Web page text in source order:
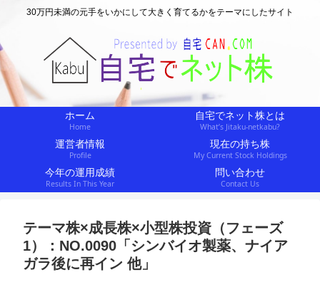
30万円未満の元手をいかにして大きく育てるかをテーマにしたサイト
ホーム
Home
自宅でネット株とは
What’s Jitaku-netkabu?
運営者情報
Profile
現在の持ち株
My Current Stock Holdings
今年の運用成績
Results In This Year
問い合わせ
Contact Us
テーマ株×成長株×小型株投資（フェーズ
1）：NO.0090「シンバイオ製薬、ナイア
ガラ後に再イン 他」